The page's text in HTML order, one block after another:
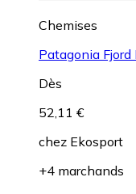
Chemises
Patagonia
Dès
52,11 €
chez Ekosport
+4 marchands